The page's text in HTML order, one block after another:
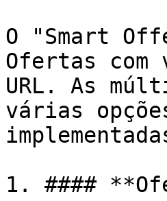
O "Smart
Ofertas com
URL. As
várias
1. ####